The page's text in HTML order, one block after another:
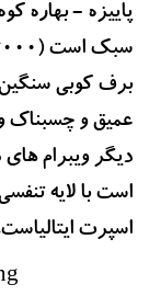
برف کوبی سنگین).
عمیق و چسبناک
دیگر ویبرام
است با لایه
اسپرت